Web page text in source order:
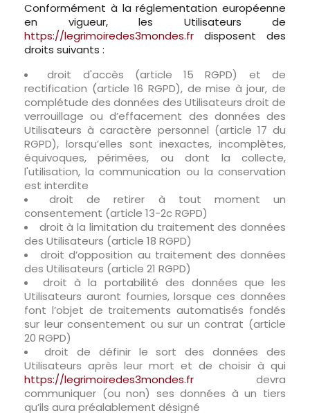
Conformément à la réglementation européenne
en vigueur, les Utilisateurs de
https://legrimoiredes3mondes.fr disposent des
droits suivants :
droit d'accès (article 15 RGPD) et de
rectification (article 16 RGPD), de mise à jour, de
complétude des données des Utilisateurs droit de
verrouillage ou d’effacement des données des
Utilisateurs à caractère personnel (article 17 du
RGPD), lorsqu’elles sont inexactes, incomplètes,
équivoques, périmées, ou dont la collecte,
l'utilisation, la communication ou la conservation
est interdite
droit de retirer à tout moment un
consentement (article 13-2c RGPD)
droit à la limitation du traitement des données
des Utilisateurs (article 18 RGPD)
droit d’opposition au traitement des données
des Utilisateurs (article 21 RGPD)
droit à la portabilité des données que les
Utilisateurs auront fournies, lorsque ces données
font l’objet de traitements automatisés fondés
sur leur consentement ou sur un contrat (article
20 RGPD)
droit de définir le sort des données des
Utilisateurs après leur mort et de choisir à qui
https://legrimoiredes3mondes.fr devra
communiquer (ou non) ses données à un tiers
qu’ils aura préalablement désigné